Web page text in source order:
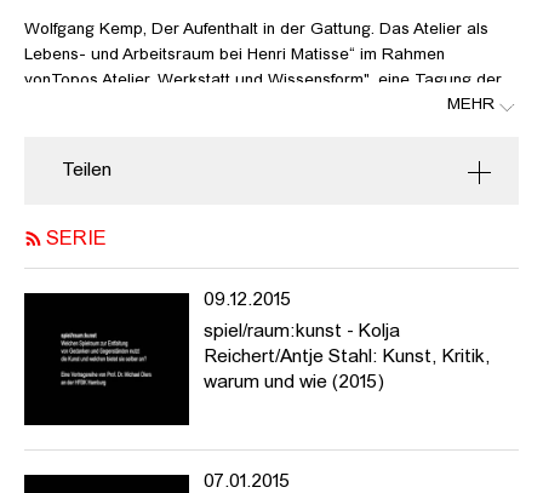
Wolfgang Kemp, Der Aufenthalt in der Gattung. Das Atelier als
Lebens- und Arbeitsraum bei Henri Matisse“ im Rahmen
vonTopos Atelier. Werkstatt und Wissensform", eine Tagung der
Hochschule für bildende Künste Hamburg / spiel/raum:kunst und
In Vorträgen und Nachgesprächen möchte die Reihe
ausloten, die aus der Koalition von Kunst und Wissen/schaften
historisch erwachsen sind oder sich gegenwärtig abzeichnen. Die
Vortragsreihe stellt prominente theoretische, historische und
künstlerische Positionen vor, die das Verhältnis von Kunst und
haben (Kunst + Natur, Mathematik, Technik, Spiel, Philosophie,
Mode, Fotografie etc.). Gefragt wird nach den wechselseitigen
historischen und aktuellen Konstellationen und Koalitionen der
MEHR
Teilen
SERIE
09.12.2015
spiel/raum:kunst - Kolja
Reichert/Antje Stahl: Kunst, Kritik,
warum und wie (2015)
07.01.2015